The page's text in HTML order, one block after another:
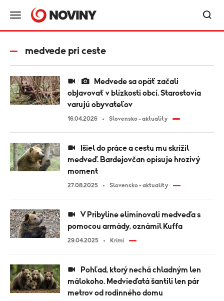
medvede pri ceste
objavovať v blízkosti obcí. Starostovia
varujú obyvateľov
16.04.2026 Slovensko - aktuality
medveď. Bardejovčan opisuje hrozivý
moment
27.08.2025 Slovensko - aktuality
pomocou armády, oznámil Kuffa
29.04.2025 Krimi
málokoho. Medvieďatá šantili len pár
metrov od rodinného domu